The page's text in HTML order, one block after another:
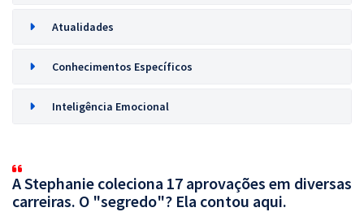
Atualidades
Conhecimentos Específicos
Inteligência Emocional
A Stephanie coleciona 17 aprovações em diversas
carreiras. O "segredo"? Ela contou aqui.